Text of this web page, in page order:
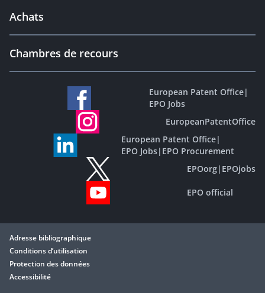
Achats
Chambres de recours
European Patent Office|
EPO Jobs
EuropeanPatentOffice
European Patent Office|
EPO Jobs| EPO Procurement
EPOorg| EPOjobs
EPO official
Adresse bibliographique
Conditions d’utilisation
Protection des données
Accessibilité